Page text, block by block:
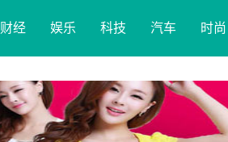
财经 娱乐 科技 汽车 时尚